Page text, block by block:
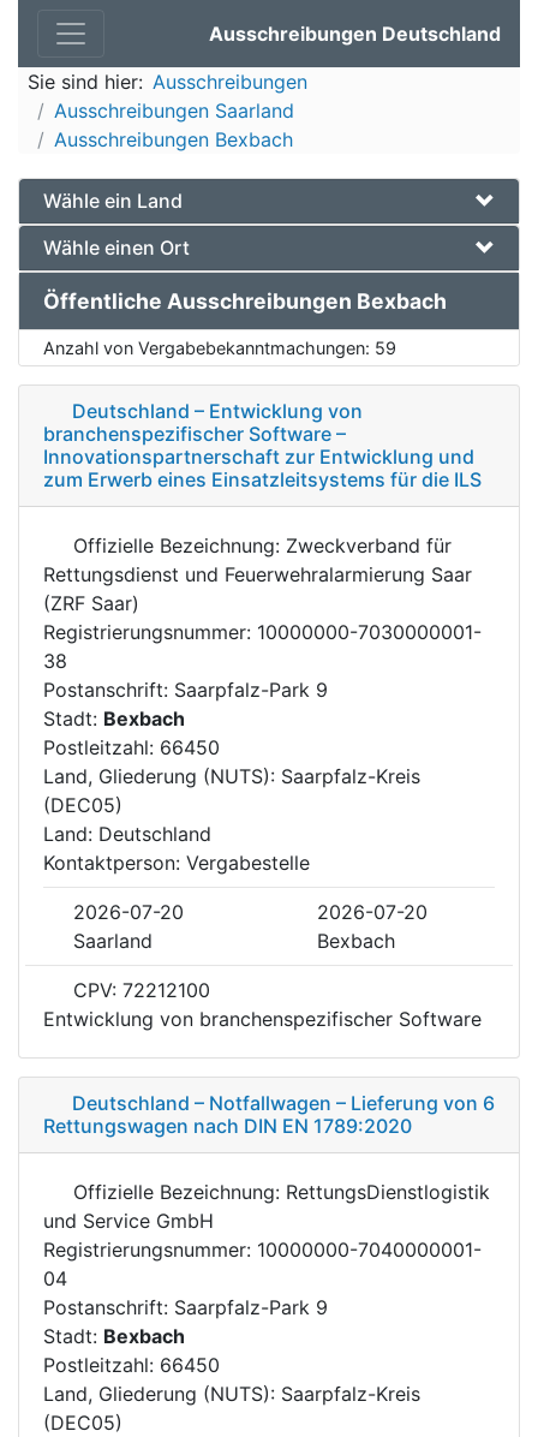
Ausschreibungen Deutschland
Sie sind hier: Ausschreibungen
Ausschreibungen Saarland
Ausschreibungen Bexbach
Wähle ein Land
Wähle einen Ort
Öffentliche Ausschreibungen Bexbach
Anzahl von Vergabebekanntmachungen: 59
Deutschland – Entwicklung von
branchenspezifischer Software –
Innovationspartnerschaft zur Entwicklung und
zum Erwerb eines Einsatzleitsystems für die ILS
Offizielle Bezeichnung: Zweckverband für
Rettungsdienst und Feuerwehralarmierung Saar
(ZRF Saar)
Registrierungsnummer: 10000000-7030000001-
38
Postanschrift: Saarpfalz-Park 9
Stadt: Bexbach
Postleitzahl: 66450
Land, Gliederung (NUTS): Saarpfalz-Kreis
(DEC05)
Land: Deutschland
Kontaktperson: Vergabestelle
2026-07-20
2026-07-20
Saarland
Bexbach
CPV: 72212100
Entwicklung von branchenspezifischer Software
Deutschland – Notfallwagen – Lieferung von 6
Rettungswagen nach DIN EN 1789:2020
Offizielle Bezeichnung: RettungsDienstlogistik
und Service GmbH
Registrierungsnummer: 10000000-7040000001-
04
Postanschrift: Saarpfalz-Park 9
Stadt: Bexbach
Postleitzahl: 66450
Land, Gliederung (NUTS): Saarpfalz-Kreis
(DEC05)